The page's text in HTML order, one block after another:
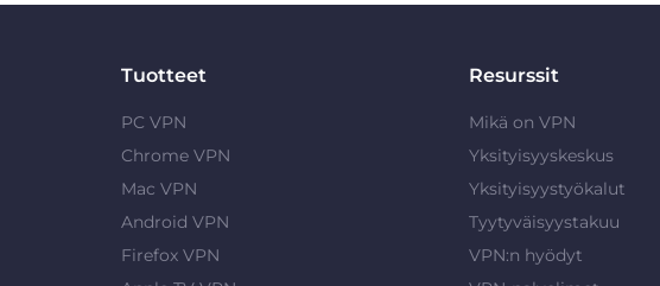
Tuotteet
PC VPN
Chrome VPN
Mac VPN
Android VPN
Firefox VPN
Resurssit
Mikä on VPN
Yksityisyyskeskus
Yksityisyystyökalut
Tyytyväisyystakuu
VPN:n hyödyt